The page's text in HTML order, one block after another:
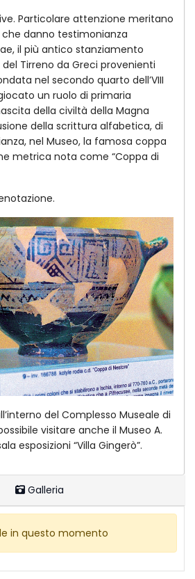
Particolare attenzione meritano
danno testimonianza
il più antico stanziamento
Tirreno da Greci provenienti
nel secondo quarto dell’VIII
un ruolo di primaria
della civiltà della Magna
della scrittura alfabetica, di
nel Museo, la famosa coppa
metrica nota come “Coppa di
del Complesso Museale di
visitare anche il Museo A.
esposizioni “Villa Gingerò”.
Galleria
in questo momento